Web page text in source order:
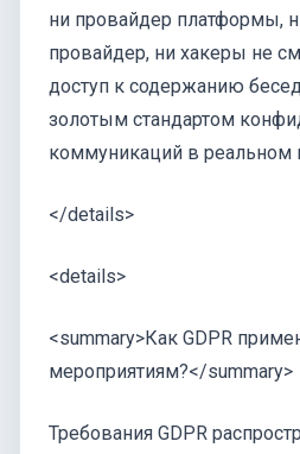
ни провайдер платформы,
провайдер, ни хакеры не
доступ к содержанию
золотым стандартом
коммуникаций в реальном
</details>
<details>
<summary>Как GDPR
мероприятиям?</summary>
Требования GDPR